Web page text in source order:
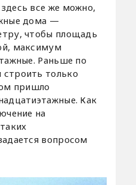
все же можно,
дома —
чтобы площадь
максимум
Раньше по
только
пришло
Как
на
вопросом